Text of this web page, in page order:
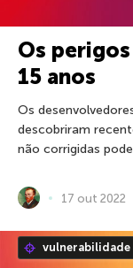
Os
15 anos
Os
descobriram
não corrigidas
17 out 2022
vulnerabilidade